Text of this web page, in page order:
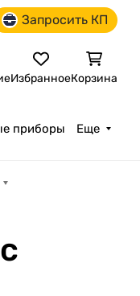
Запросить КП
ИзбранноеКорзина
приборы Еще